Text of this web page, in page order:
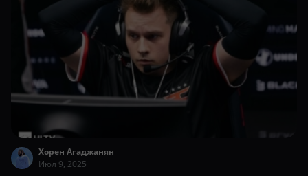
Хорен Агаджанян
Июл 9, 2025